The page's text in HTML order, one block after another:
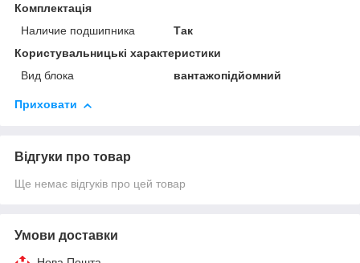
Комплектація
Наличие подшипника
Так
Користувальницькі характеристики
Вид блока
вантажопідйомний
Приховати
Відгуки про товар
Ще немає відгуків про цей товар
Умови доставки